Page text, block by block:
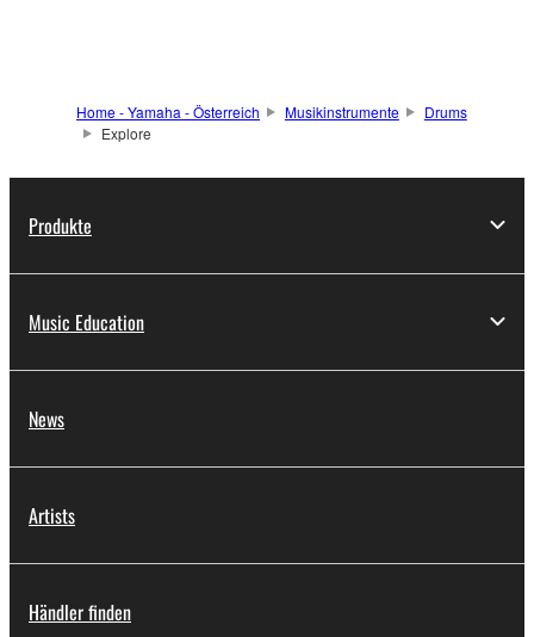
Home - Yamaha - Österreich Musikinstrumente
Drums
Explore
Produkte
Music Education
News
Artists
Händler finden